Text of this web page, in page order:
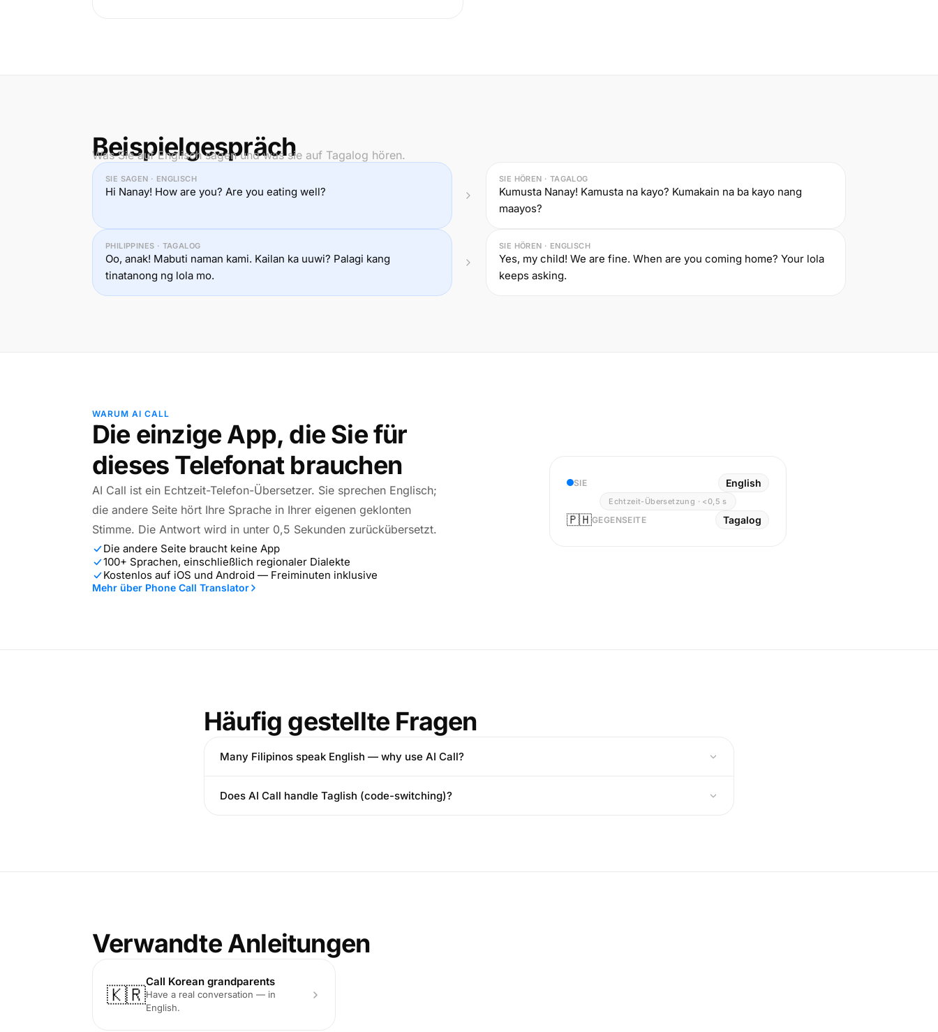
Beispielgespräch
Was Sie auf Englisch sagen und was sie auf Tagalog hören.
SIE SAGEN · ENGLISCH
Hi Nanay! How are you? Are you eating well?
SIE HÖREN · TAGALOG
Kumusta Nanay! Kamusta na kayo? Kumakain na ba kayo nang
maayos?
PHILIPPINES · TAGALOG
Oo, anak! Mabuti naman kami. Kailan ka uuwi? Palagi kang
tinatanong ng lola mo.
SIE HÖREN · ENGLISCH
Yes, my child! We are fine. When are you coming home? Your lola
keeps asking.
WARUM AI CALL
Die einzige App, die Sie für
dieses Telefonat brauchen
AI Call ist ein Echtzeit-Telefon-Übersetzer. Sie sprechen Englisch;
die andere Seite hört Ihre Sprache in Ihrer eigenen geklonten
Stimme. Die Antwort wird in unter 0,5 Sekunden zurückübersetzt.
Die andere Seite braucht keine App
100+ Sprachen, einschließlich regionaler Dialekte
Kostenlos auf iOS und Android — Freiminuten inklusive
Mehr über Phone Call Translator
SIE English
Echtzeit-Übersetzung · <0,5 s
🇵🇭GEGENSEITE Tagalog
Häufig gestellte Fragen
Many Filipinos speak English — why use AI Call?
Does AI Call handle Taglish (code-switching)?
Verwandte Anleitungen
🇰🇷
Call Korean grandparents
Have a real conversation — in
English.